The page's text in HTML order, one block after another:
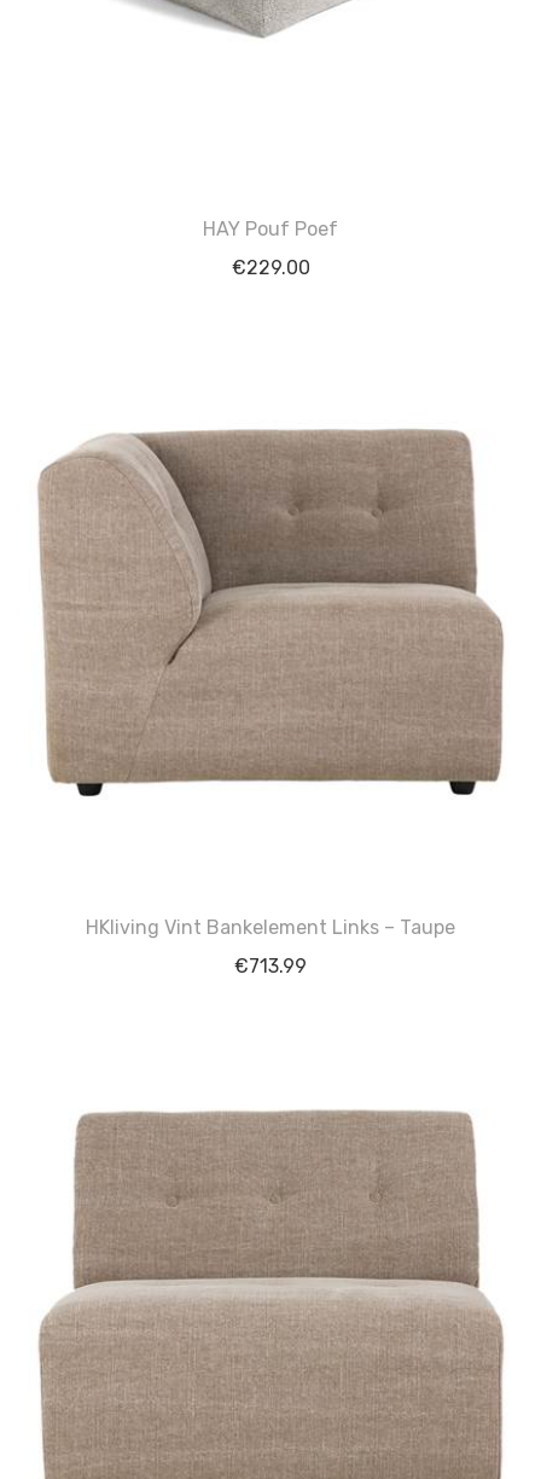
HAY Pouf Poef
€229.00
HKliving Vint Bankelement Links – Taupe
€713.99